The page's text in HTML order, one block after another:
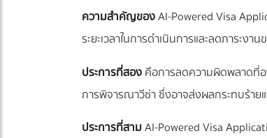
ความสำคัญของAI-Powered Visa
ระยะเวลาในการดำเนินการและลดภาระ
ประการที่สองคือการลดความผิดพลาดที่อ
การพิจารณาวีซ่า ซึ่งอาจส่งผลกระทบร้า
ประการที่สามAI-Powered Visa